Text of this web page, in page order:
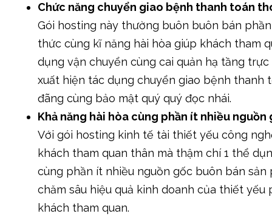
Chức năng chuyển giao bệnh thanh toán
Gói hosting này thường buôn buôn bán
thức cùng kĩ năng hài hòa giúp khách tham
dụng vận chuyển cùng cai quản hạ tầng
xuất hiện tác dụng chuyển giao bệnh thanh
đãng cùng bảo mật quý quý đọc nhái.
Khả năng hài hòa cùng phần ít nhiều nguồn
Với gói hosting kinh tế tài thiết yếu công
khách tham quan thân mà thậm chí 1 thể
cùng phần ít nhiều nguồn gốc buôn bán sản
chăm sâu hiệu quả kinh doanh của thiết yếu
khách tham quan.